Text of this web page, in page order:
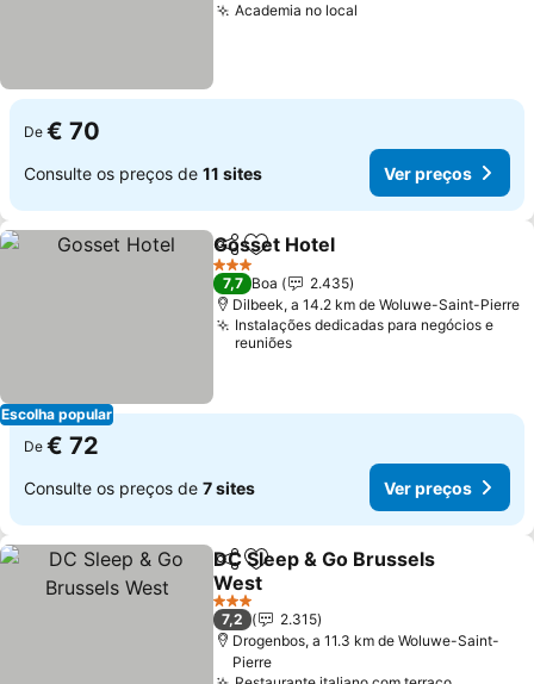
Academia no local
De € 70
Consulte os preços de 11 sites Ver preços
Escolha popular
PartilharAdicionar aos favoritos
Gosset Hotel
3 Estrelas
7,7 Boa
2.435
Dilbeek, a 14.2 km de Woluwe-Saint-Pierre
Instalações dedicadas para negócios e
reuniões
De € 72
Consulte os preços de 7 sites Ver preços
PartilharAdicionar aos favoritos
DC Sleep & Go Brussels
West
3 Estrelas
7,2
2.315
Drogenbos, a 11.3 km de Woluwe-Saint-
Pierre